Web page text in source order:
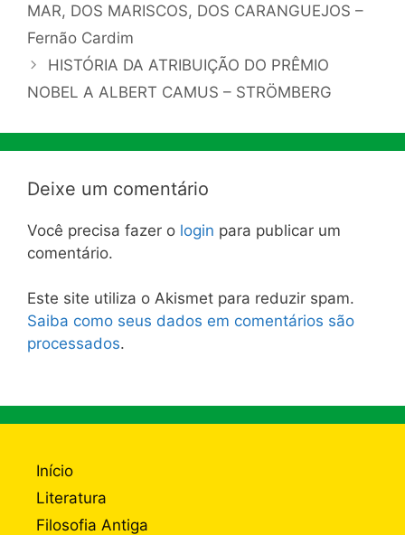
MAR, DOS MARISCOS, DOS CARANGUEJOS –
Fernão Cardim
HISTÓRIA DA ATRIBUIÇÃO DO PRÊMIO
NOBEL A ALBERT CAMUS – STRÖMBERG
Deixe um comentário
Você precisa fazer o login para publicar um
comentário.
Este site utiliza o Akismet para reduzir spam.
Saiba como seus dados em comentários são
processados.
Início
Literatura
Filosofia Antiga